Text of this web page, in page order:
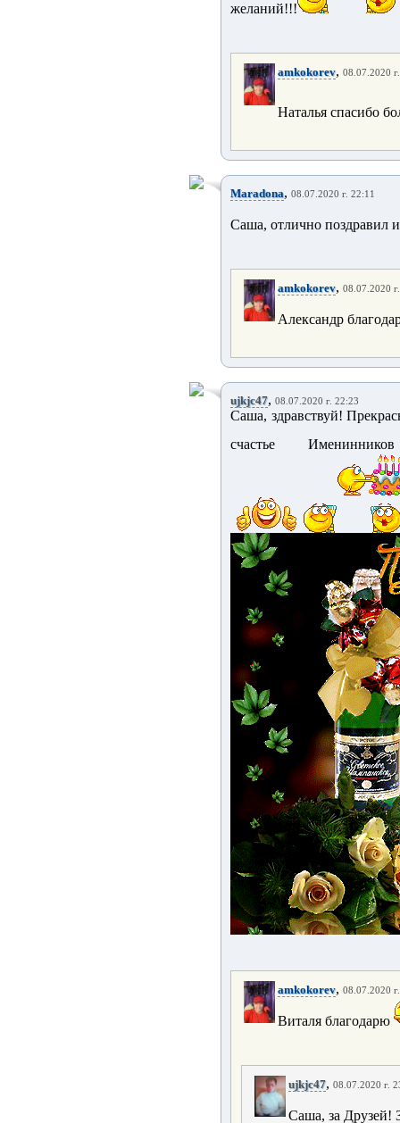
желаний!!!
amkokorev, 08.07.2020
Наталья спасибо
Maradona, 08.07.2020 г. 22:11
Саша, отлично поздравил
amkokorev, 08.07.2020
Александр
ujkjc47, 08.07.2020 г. 22:23
Саша, здравствуй!
счастье
amkokorev, 08.07.2020
Виталя благодарю
ujkjc47, 08.07.2020 г.
Саша, за Друзей!